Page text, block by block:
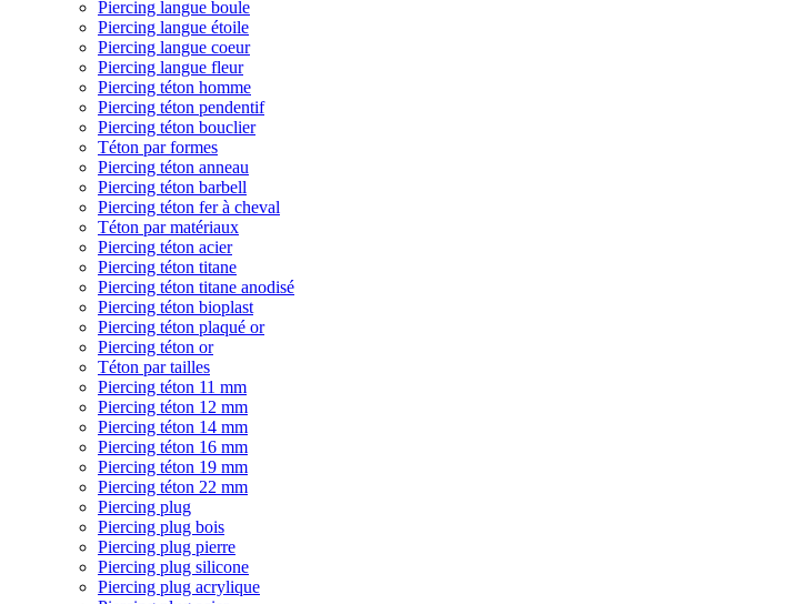
Piercing langue boule
Piercing langue étoile
Piercing langue coeur
Piercing langue fleur
Piercing téton homme
Piercing téton pendentif
Piercing téton bouclier
Téton par formes
Piercing téton anneau
Piercing téton barbell
Piercing téton fer à cheval
Téton par matériaux
Piercing téton acier
Piercing téton titane
Piercing téton titane anodisé
Piercing téton bioplast
Piercing téton plaqué or
Piercing téton or
Téton par tailles
Piercing téton 11 mm
Piercing téton 12 mm
Piercing téton 14 mm
Piercing téton 16 mm
Piercing téton 19 mm
Piercing téton 22 mm
Piercing plug
Piercing plug bois
Piercing plug pierre
Piercing plug silicone
Piercing plug acrylique